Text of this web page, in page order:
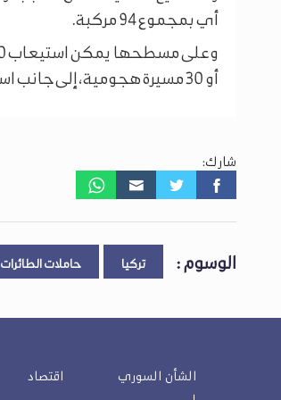
أي بمجموع 94 مركبة.
أو 30 مسيرة هجومية، إلى جانب استيعابها إلى طاقم قوامه 1223 فردا.
شارك:
الوسوم : تركيا حاملات الطائرات
الشأن السوري اقتصاد